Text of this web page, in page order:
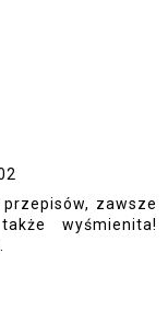
zawsze
wyśmienita!